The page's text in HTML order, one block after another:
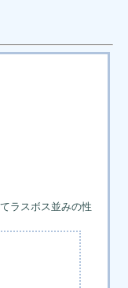
ラスボス並みの性